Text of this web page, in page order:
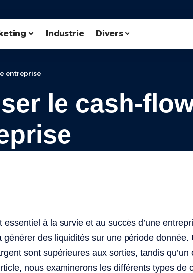
Industrie Divers
entreprise
le cash-
à la survie et au succès d’une
générer des liquidités sur une période donnée.
sont supérieures aux sorties, tandis qu’un
nous examinerons les différents types de